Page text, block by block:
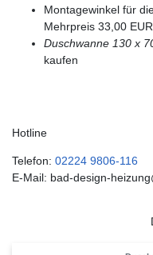
Montagewinkel für
Mehrpreis 33,00
Duschwanne 130 x
kaufen
Hotline
Telefon: 02224 9806-116
E-Mail: bad-design-